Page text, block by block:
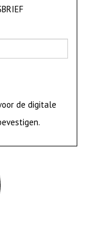
de digitale